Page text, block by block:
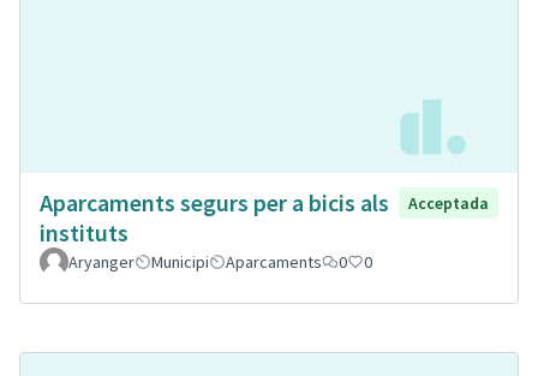
Aparcaments segurs per a bicis als
instituts
Acceptada
Aryanger Municipi Aparcaments 0 0